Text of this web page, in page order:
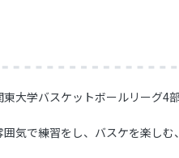
大学バスケットボールリーグ4
気で練習をし、バスケを楽しむ